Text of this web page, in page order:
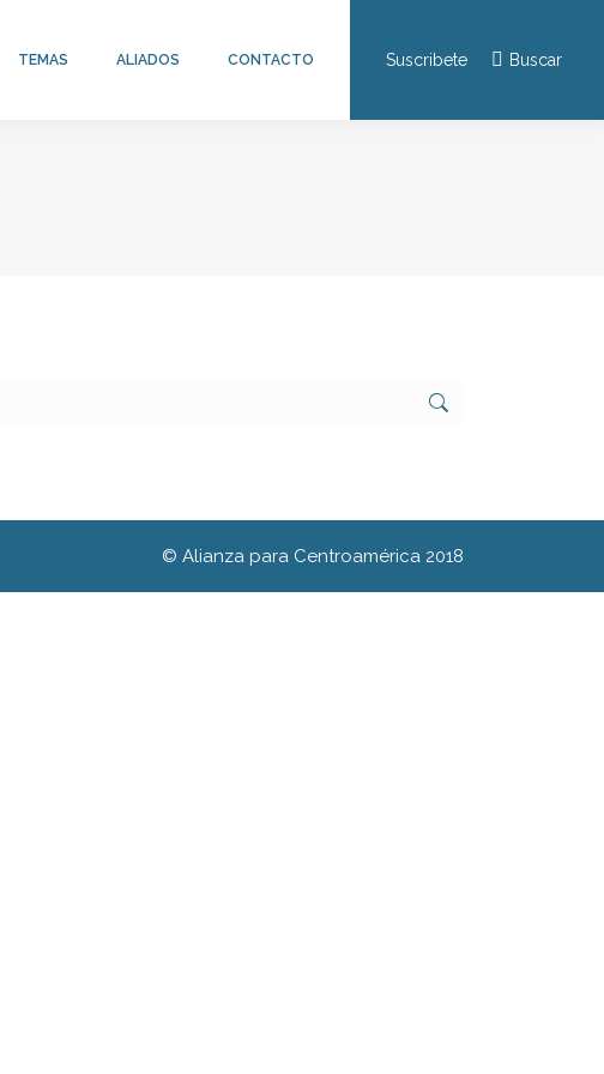
TEMAS ALIADOS CONTACTO Suscribete Buscar:
Buscar
© Alianza para Centroamérica 2018